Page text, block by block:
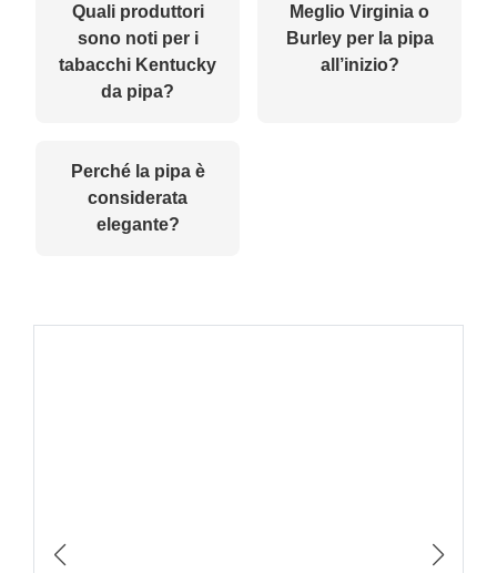
Quali produttori
sono noti per i
tabacchi Kentucky
da pipa?
Meglio Virginia o
Burley per la pipa
all’inizio?
Perché la pipa è
considerata
elegante?